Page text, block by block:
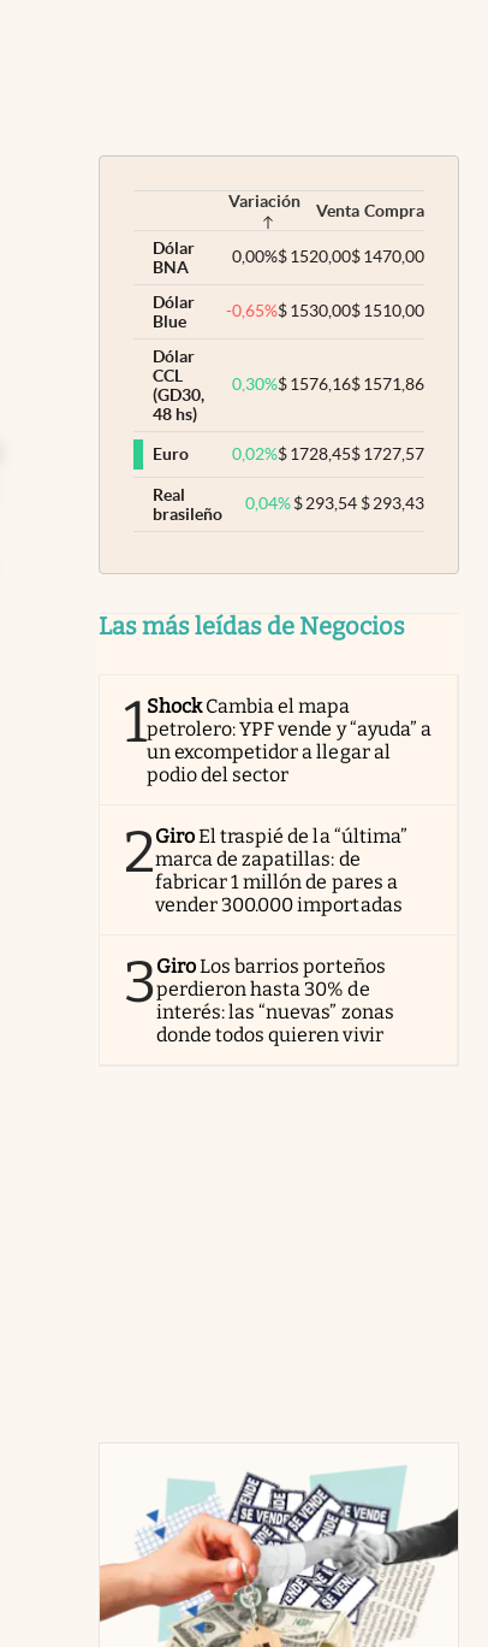
Variación Venta Compra
Dólar
BNA
0,00%$1520,00$1470,00
Dólar
Blue
-0,65%$1530,00$1510,00
Dólar
CCL
(GD30,
48 hs)
0,30%$1576,16$1571,86
Euro 0,02%$1728,45$1727,57
Real
brasileño
0,04% $293,54 $293,43
Las más leídas de Negocios
1Shock Cambia el mapa
petrolero: YPF vende y “ayuda” a
un excompetidor a llegar al
podio del sector
2GiroEl traspié de la “última”
marca de zapatillas: de
fabricar 1 millón de pares a
vender 300.000 importadas
3GiroLos barrios porteños
perdieron hasta 30% de
interés: las “nuevas” zonas
donde todos quieren vivir